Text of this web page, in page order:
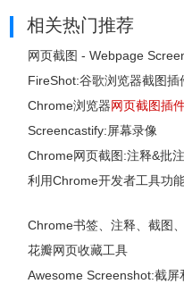
相关热门推荐
网页截图 - Webpage
FireShot:谷歌浏览器截图插
Chrome浏览器网页截图插
Screencastify:屏幕录像
Chrome网页截图:注释&批注
利用Chrome开发者工具功
Chrome书签、注释、截图
花瓣网页收藏工具
Awesome Screenshot:截屏